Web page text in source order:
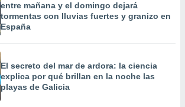
entre mañana y el domingo dejará
tormentas con lluvias fuertes y granizo en
España
El secreto del mar de ardora: la ciencia
explica por qué brillan en la noche las
playas de Galicia